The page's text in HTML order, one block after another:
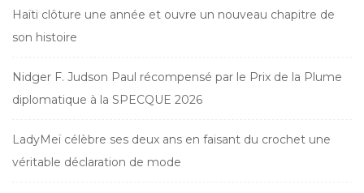
Haïti clôture une année et ouvre un nouveau chapitre de
son histoire
Nidger F. Judson Paul récompensé par le Prix de la Plume
diplomatique à la SPECQUE 2026
LadyMeï célèbre ses deux ans en faisant du crochet une
véritable déclaration de mode